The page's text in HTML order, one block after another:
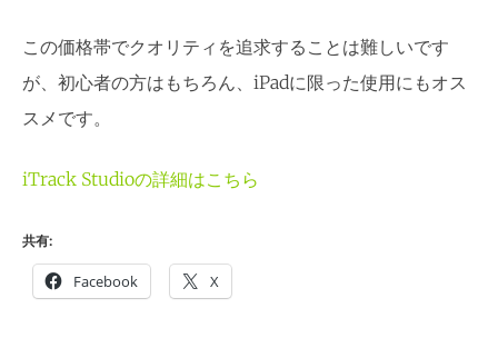
この価格帯でクオリティを追求することは難しいです
が、初心者の方はもちろん、iPadに限った使用にもオス
スメです。
iTrack Studioの詳細はこちら
共有:
Facebook X